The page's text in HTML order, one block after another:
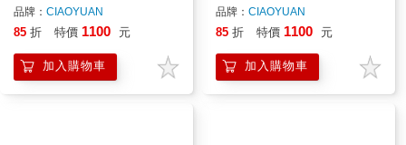
側背包 超大容量 懶懶熊
Rilakkuma San-X
品牌： CIAOYUAN
85 折 特價 1100 元
加入購物車
袋 側背包 超大容量 角落小
夥伴 San-X
品牌： CIAOYUAN
85 折 特價 1100 元
加入購物車